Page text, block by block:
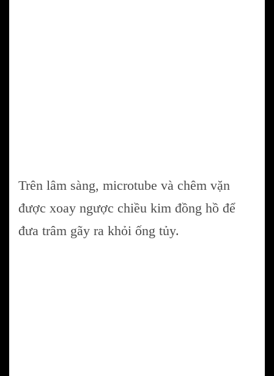
Trên lâm sàng, microtube và chêm vặn
được xoay ngược chiều kim đồng hồ để
đưa trâm gãy ra khỏi ống tủy.